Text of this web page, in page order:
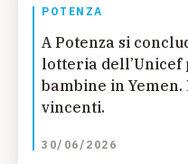
POTENZA
A Potenza si
lotteria dell’Unicef
bambine in
vincenti.
30/06/2026